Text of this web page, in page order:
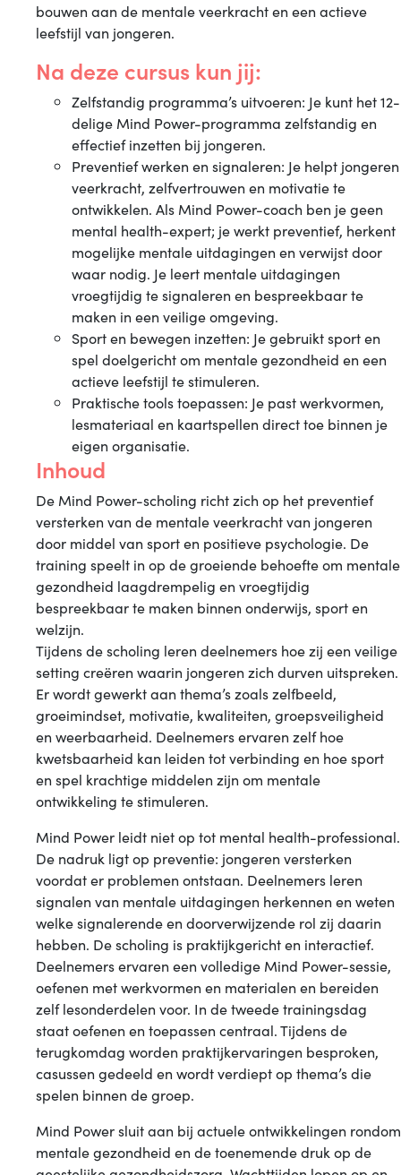
bouwen aan de mentale veerkracht en een actieve
leefstijl van jongeren.
Na deze cursus kun jij:
Zelfstandig programma’s uitvoeren: Je kunt het 12-
delige Mind Power-programma zelfstandig en
effectief inzetten bij jongeren.
Preventief werken en signaleren: Je helpt jongeren
veerkracht, zelfvertrouwen en motivatie te
ontwikkelen. Als Mind Power-coach ben je geen
mental health-expert; je werkt preventief, herkent
mogelijke mentale uitdagingen en verwijst door
waar nodig. Je leert mentale uitdagingen
vroegtijdig te signaleren en bespreekbaar te
maken in een veilige omgeving.
Sport en bewegen inzetten: Je gebruikt sport en
spel doelgericht om mentale gezondheid en een
actieve leefstijl te stimuleren.
Praktische tools toepassen: Je past werkvormen,
lesmateriaal en kaartspellen direct toe binnen je
eigen organisatie.
Inhoud
De Mind Power-scholing richt zich op het preventief
versterken van de mentale veerkracht van jongeren
door middel van sport en positieve psychologie. De
training speelt in op de groeiende behoefte om mentale
gezondheid laagdrempelig en vroegtijdig
bespreekbaar te maken binnen onderwijs, sport en
welzijn.
Tijdens de scholing leren deelnemers hoe zij een veilige
setting creëren waarin jongeren zich durven uitspreken.
Er wordt gewerkt aan thema’s zoals zelfbeeld,
groeimindset, motivatie, kwaliteiten, groepsveiligheid
en weerbaarheid. Deelnemers ervaren zelf hoe
kwetsbaarheid kan leiden tot verbinding en hoe sport
en spel krachtige middelen zijn om mentale
ontwikkeling te stimuleren.
Mind Power leidt niet op tot mental health-professional.
De nadruk ligt op preventie: jongeren versterken
voordat er problemen ontstaan. Deelnemers leren
signalen van mentale uitdagingen herkennen en weten
welke signalerende en doorverwijzende rol zij daarin
hebben. De scholing is praktijkgericht en interactief.
Deelnemers ervaren een volledige Mind Power-sessie,
oefenen met werkvormen en materialen en bereiden
zelf lesonderdelen voor. In de tweede trainingsdag
staat oefenen en toepassen centraal. Tijdens de
terugkomdag worden praktijkervaringen besproken,
casussen gedeeld en wordt verdiept op thema’s die
spelen binnen de groep.
Mind Power sluit aan bij actuele ontwikkelingen rondom
mentale gezondheid en de toenemende druk op de